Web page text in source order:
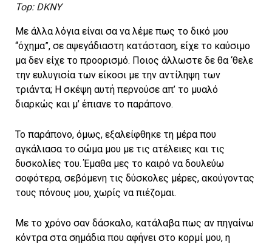
Top: DKNY
Με άλλα λόγια είναι σα να λέμε πως το δικό μου
“όχημα”, σε αψεγάδιαστη κατάσταση, είχε το καύσιμο
μα δεν είχε το προορισμό. Ποιος άλλωστε δε θα ‘θελε
την ευλυγισία των είκοσι με την αντίληψη των
τριάντα; H σκέψη αυτή περνούσε απ’ το μυαλό
διαρκώς και μ’ έπιανε το παράπονο.
Το παράπονο, όμως, εξαλείφθηκε τη μέρα που
αγκάλιασα το σώμα μου με τις ατέλειες και τις
δυσκολίες του. Έμαθα μες το καιρό να δουλεύω
σοφότερα, σεβόμενη τις δύσκολες μέρες, ακούγοντας
τους πόνους μου, χωρίς να πιέζομαι.
Με το χρόνο σαν δάσκαλο, κατάλαβα πως αν πηγαίνω
κόντρα στα σημάδια που αφήνει στο κορμί μου, η